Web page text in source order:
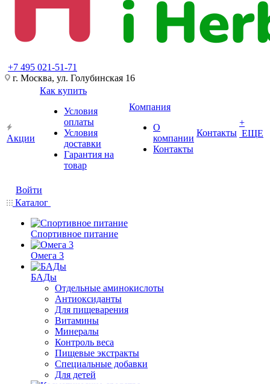
+7 495 021-51-71
г. Москва, ул. Голубинская 16
Акции
Как купить
Условия
оплаты
Условия
доставки
Гарантия на
товар
Компания
О
компании
Контакты
Контакты
+
ЕЩЕ
Войти
Каталог
Спортивное питание
Омега 3
БАДы
Отдельные аминокислоты
Антиоксиданты
Для пищеварения
Витамины
Минералы
Контроль веса
Пищевые экстракты
Специальные добавки
Для детей